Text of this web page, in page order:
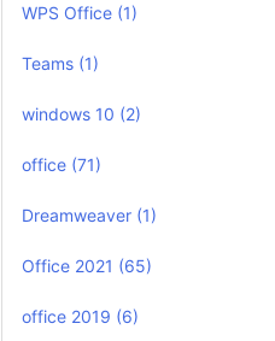
WPS Office (1)
Teams (1)
windows 10 (2)
office (71)
Dreamweaver (1)
Office 2021 (65)
office 2019 (6)